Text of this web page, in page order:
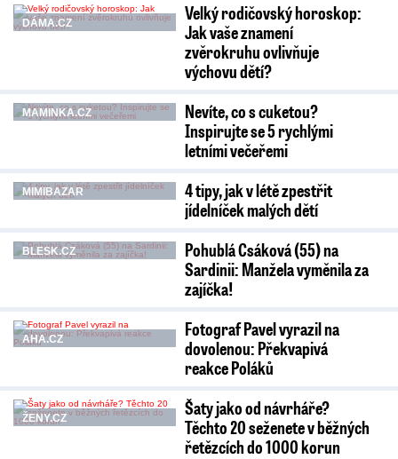
DÁMA.CZ
Velký rodičovský horoskop:
Jak vaše znamení
zvěrokruhu ovlivňuje
výchovu dětí?
MAMINKA.CZ
Nevíte, co s cuketou?
Inspirujte se 5 rychlými
letními večeřemi
MIMIBAZAR
4 tipy, jak v létě zpestřit
jídelníček malých dětí
BLESK.CZ
Pohublá Csáková (55) na
Sardinii: Manžela vyměnila za
zajíčka!
AHA.CZ
Fotograf Pavel vyrazil na
dovolenou: Překvapivá
reakce Poláků
ŽENY.CZ
Šaty jako od návrháře?
Těchto 20 seženete v běžných
řetězcích do 1000 korun